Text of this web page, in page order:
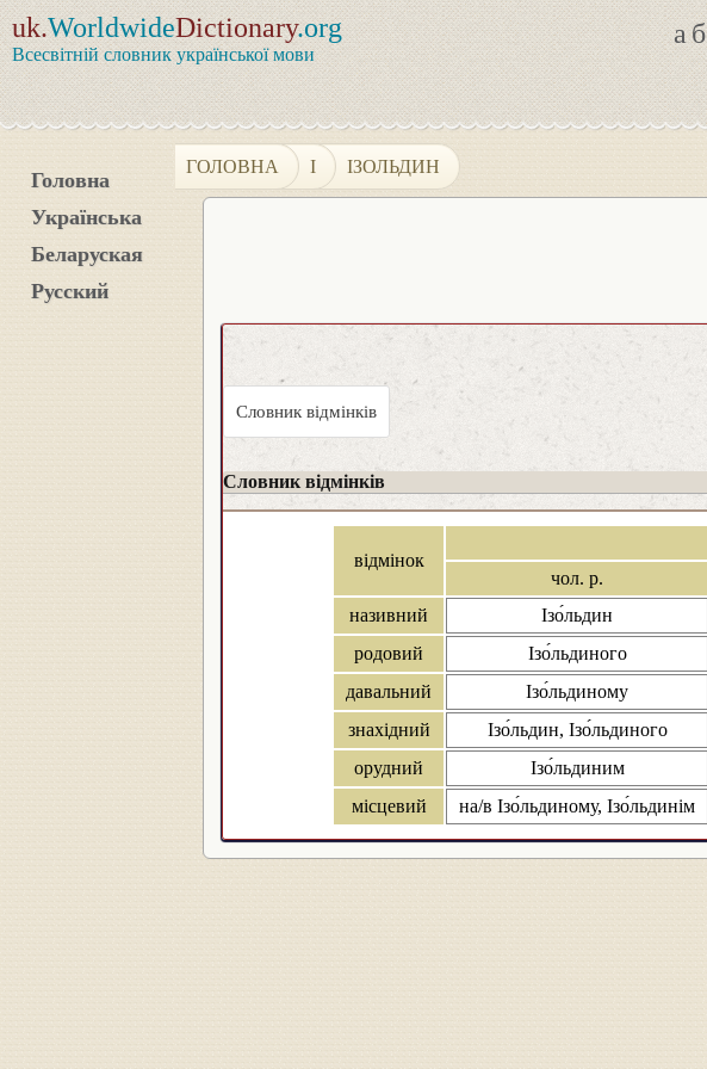
uk.WorldwideDictionary.org
Всесвітній словник української мови
аб
Головна
Українська
Беларуская
Русский
ГОЛОВНА І ІЗОЛЬДИН
Словник відмінків
Словник відмінків
відмінок
чол. р.
називний
Ізо́льдин
родовий
Ізо́льдиного
давальний
Ізо́льдиному
знахідний
Ізо́льдин, Ізо́льдиного
орудний
Ізо́льдиним
місцевий
на/в Ізо́льдиному, Ізо́льдинім